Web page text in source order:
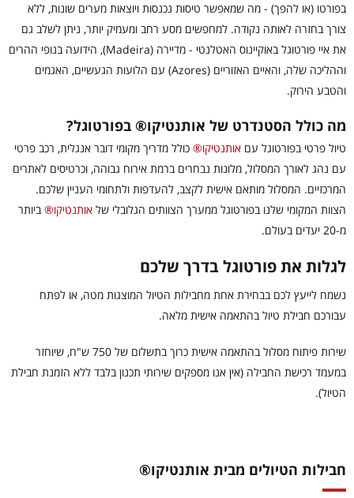
בפורטו (או להפך) - מה שמאפשר טיסות נכנסות ויוצאות מערים שונות, ללא
צורך בחזרה לאותה נקודה. למחפשים מסע רחב ומעמיק יותר, ניתן לשלב גם
את איי פורטוגל באוקיינוס האטלנטי - מדיירה (Madeira), הידועה בנופי ההרים
וההליכה שלה, והאיים האזוריים (Azores) עם הלועות הגעשיים, האגמים
והטבע הירוק.
מה כולל הסטנדרט של אותנטיקו® בפורטוגל?
טיול פרטי בפורטוגל עם אותנטיקו® כולל מדריך מקומי דובר אנגלית, רכב פרטי
עם נהג לאורך המסלול, מלונות נבחרים ברמת אירוח גבוהה, וכרטיסים לאתרים
המרכזיים. המסלול מותאם אישית לקצב, להעדפות ולתחומי העניין שלכם.
הצוות המקומי שלנו בפורטוגל ממערך הצוותים הגלובלי של אותנטיקו®ביותר
מ-20 יעדים בעולם.
לגלות את פורטוגל בדרך שלכם
נשמח לייעץ לכם בבחירת אחת מחבילות הטיול המוצגות מטה, או לפתח
עבורכם חבילת טיול בהתאמה אישית מלאה.
שירות פיתוח מסלול בהתאמה אישית כרוך בתשלום של 750 ש"ח, שיוחזר
במעמד רכישת החבילה (אין אנו מספקים שירותי תכנון בלבד ללא הזמנת חבילת
הטיול).
חבילות הטיולים מבית אותנטיקו®